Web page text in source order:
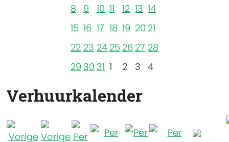
8 9 10 11 12 13 14
15 16 17 18 19 20 21
22 23 24 25 26 27 28
29 30 31 1 2 3 4
Verhuurkalender